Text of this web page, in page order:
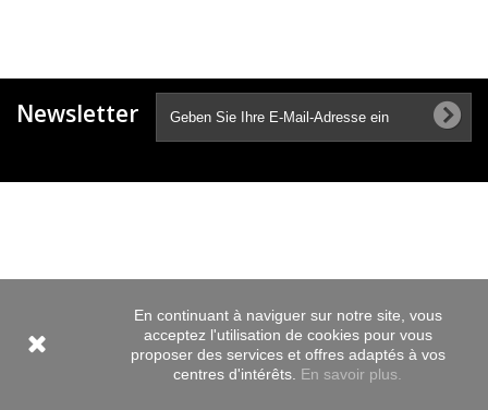
Newsletter
En continuant à naviguer sur notre site, vous
acceptez l'utilisation de cookies pour vous
proposer des services et offres adaptés à vos
centres d'intérêts. En savoir plus.